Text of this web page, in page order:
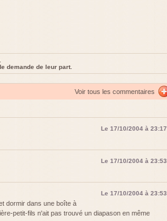
demande de leur part.
Voir tous les commentaires
Le 17/10/2004 à 23:17
Le 17/10/2004 à 23:53
Le 17/10/2004 à 23:53
dormir dans une boîte à
petit-fils n'ait pas trouvé un diapason en même